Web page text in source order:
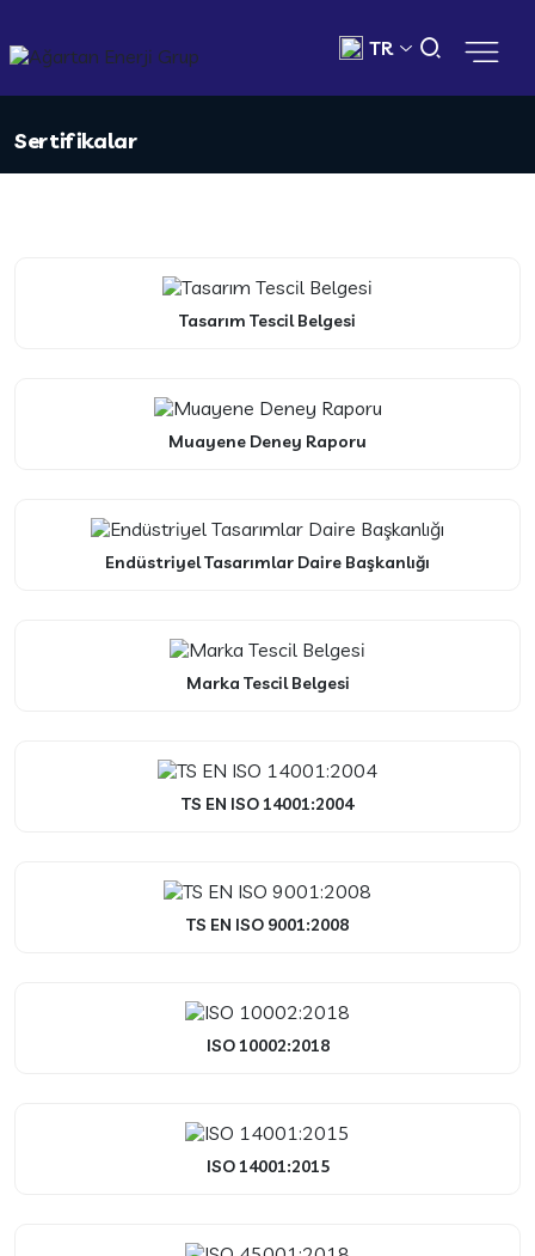
TR
Sertifikalar
Tasarım Tescil Belgesi
Muayene Deney Raporu
Endüstriyel Tasarımlar Daire Başkanlığı
Marka Tescil Belgesi
TS EN ISO 14001:2004
TS EN ISO 9001:2008
ISO 10002:2018
ISO 14001:2015